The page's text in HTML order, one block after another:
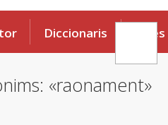
Diccionaris Eines
«raonament»